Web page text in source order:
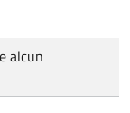
alcun